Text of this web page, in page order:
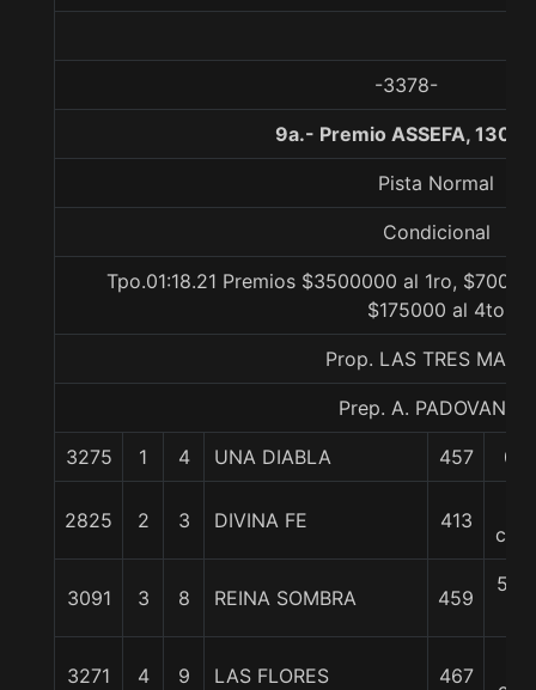
-3378-
9a.- Premio ASSEFA, 1300
Pista Normal
Condicional
Tpo.01:18.21 Premios $3500000 al 1ro,
$175000 al 4to
Prop. LAS TRES
Prep. A. PADOVANI E.
3275 1 4 UNA DIABLA 457 0/0
2825 2 3 DIVINA FE 413
3091 3 8 REINA SOMBRA 459
5 1/
3271 4 9 LAS FLORES 467